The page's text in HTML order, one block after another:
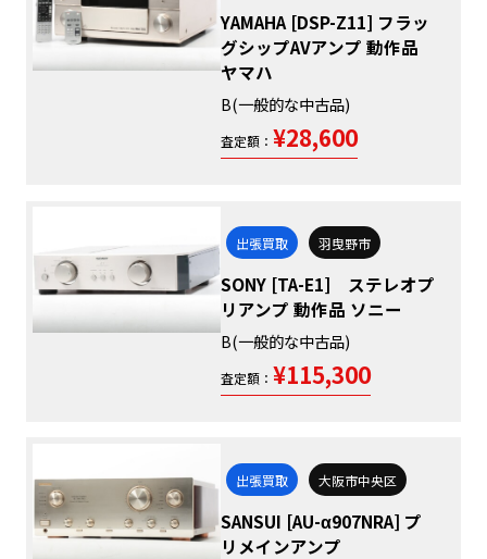
YAMAHA [DSP-Z11] フラッ
グシップAVアンプ 動作品
ヤマハ
B(一般的な中古品)
査定額： ¥28,600
出張買取 羽曳野市
SONY [TA-E1] ステレオプ
リアンプ 動作品 ソニー
B(一般的な中古品)
査定額： ¥115,300
出張買取 大阪市中央区
SANSUI [AU-α907NRA] プ
リメインアンプ